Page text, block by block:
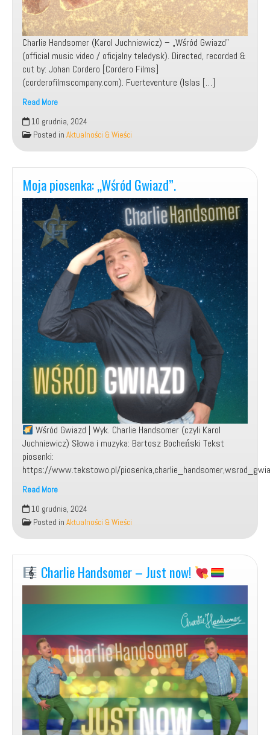
Charlie Handsomer (Karol Juchniewicz) – „Wśród Gwiazd”
(official music video / oficjalny teledysk). Directed, recorded &
cut by: Johan Cordero [Cordero Films]
(corderofilmscompany.com). Fuerteventure (Islas […]
Read More
Charlie
Handsomer
–
Wśród
Gwiazd
(Official
Music
Video)
10 grudnia, 2024
Posted in Aktualności & Wieści
Moja piosenka: „Wśród Gwiazd”.
Wśród Gwiazd | Wyk. Charlie Handsomer (czyli Karol
Juchniewicz) Słowa i muzyka: Bartosz Bocheński Tekst
piosenki:
https://www.tekstowo.pl/
Read More
Moja
piosenka:
„Wśród
Gwiazd”.
10 grudnia, 2024
Posted in Aktualności & Wieści
Charlie Handsomer – Just now!